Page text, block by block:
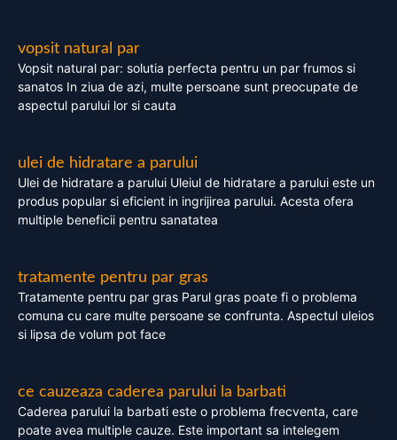
vopsit natural par
Vopsit natural par: solutia perfecta pentru un par frumos si
sanatos In ziua de azi, multe persoane sunt preocupate de
aspectul parului lor si cauta
ulei de hidratare a parului
Ulei de hidratare a parului Uleiul de hidratare a parului este un
produs popular si eficient in ingrijirea parului. Acesta ofera
multiple beneficii pentru sanatatea
tratamente pentru par gras
Tratamente pentru par gras Parul gras poate fi o problema
comuna cu care multe persoane se confrunta. Aspectul uleios
si lipsa de volum pot face
ce cauzeaza caderea parului la barbati
Caderea parului la barbati este o problema frecventa, care
poate avea multiple cauze. Este important sa intelegem